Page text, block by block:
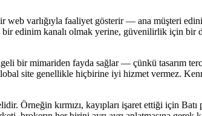
web varlığıyla faaliyet gösterir — ana müşteri
edinim kanalı olmak yerine, güvenilirlik için bir
bir mimariden fayda sağlar — çünkü tasarım
site genellikle hiçbirine iyi hizmet vermez.
Örneğin kırmızı, kayıpları işaret ettiği için